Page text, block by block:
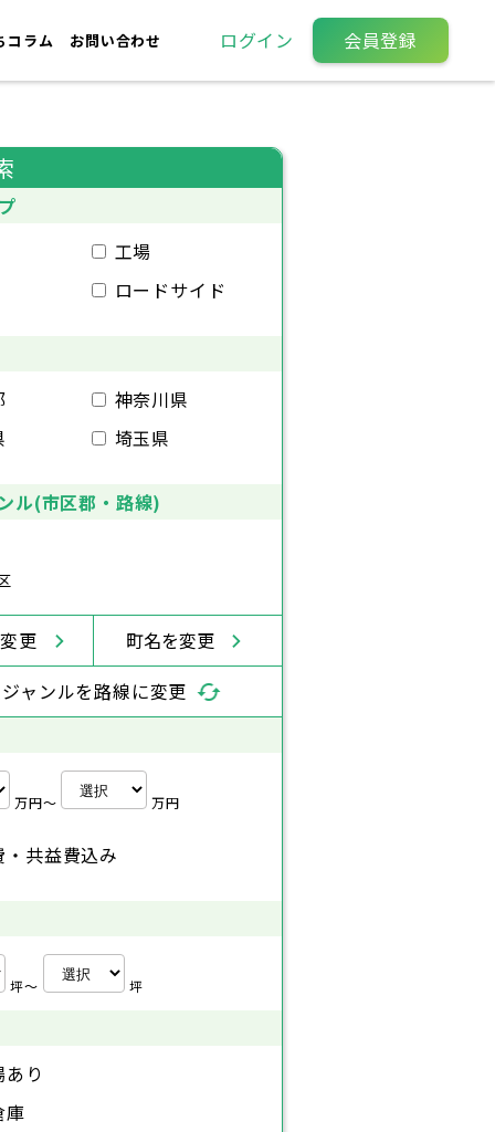
コラム お問い合わせ ログイン 会員登録
工場
ロードサイド
神奈川県
埼玉県
ル(市区郡・路線)
更
町名を変更
ャンルを路線に変更
万円〜 万円
・共益費込み
坪〜 坪
り
庫